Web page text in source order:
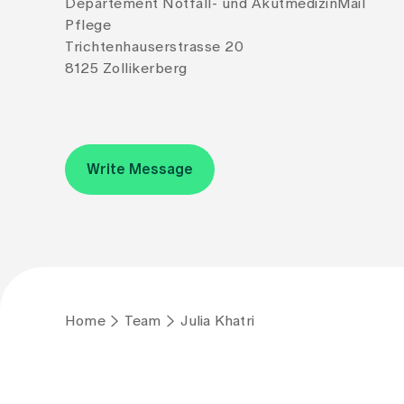
Departement Notfall- und Akutmedizin
Pflege
Trichtenhauserstrasse 20
8125 Zollikerberg
Mail
Write Message
Home Team Julia Khatri